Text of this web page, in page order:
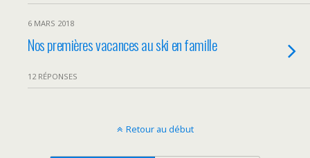
6 MARS 2018
Nos premières vacances au ski en famille
12 RÉPONSES
Retour au début